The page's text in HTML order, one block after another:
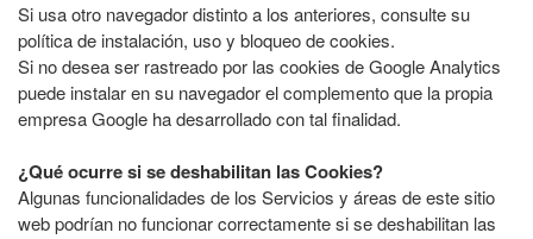
Si usa otro navegador distinto a los anteriores, consulte su
política de instalación, uso y bloqueo de cookies.
Si no desea ser rastreado por las cookies de Google Analytics
puede instalar en su navegador el complemento que la propia
empresa Google ha desarrollado con tal finalidad.
¿Qué ocurre si se deshabilitan las Cookies?
Algunas funcionalidades de los Servicios y áreas de este sitio
web podrían no funcionar correctamente si se deshabilitan las